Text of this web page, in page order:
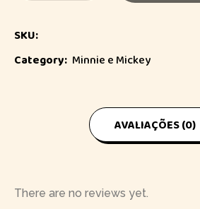
SKU:
Category: Minnie e Mickey
AVALIAÇÕES (0)
There are no reviews yet.